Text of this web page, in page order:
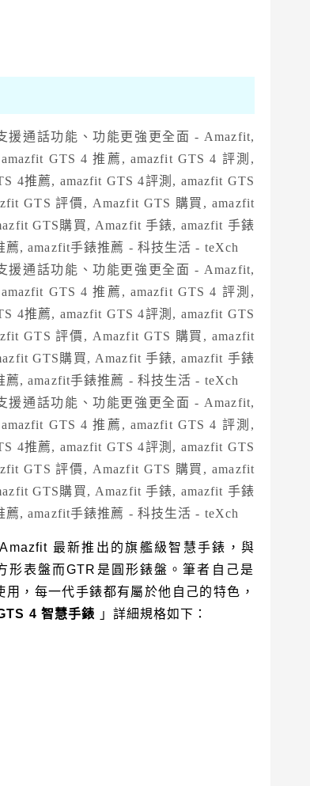
Amazfit 最新推出的旗艦級智慧手錶，與
形表盤而GTR 是圓形錶盤。筆者自己是
，每一代手錶都有屬於他自己的特色，
4 智慧手錶 」詳細規格如下：